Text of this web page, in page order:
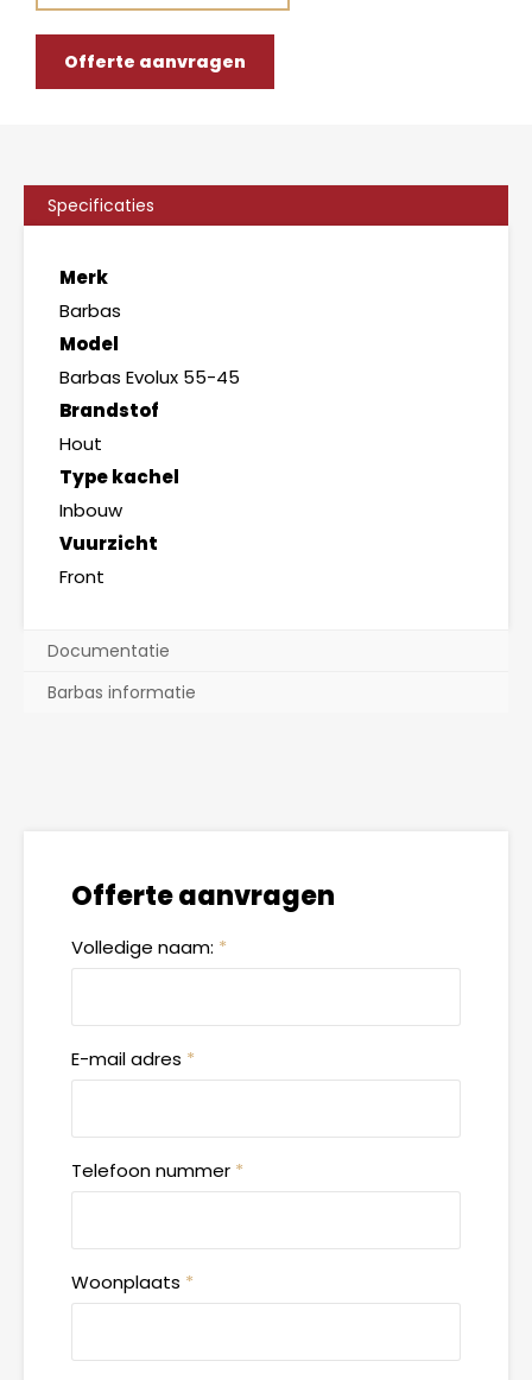
Offerte aanvragen
Specificaties
Merk
Barbas
Model
Barbas Evolux 55-45
Brandstof
Hout
Type kachel
Inbouw
Vuurzicht
Front
Documentatie
Barbas informatie
Offerte aanvragen
Volledige naam: *
E-mail adres *
Telefoon nummer *
Woonplaats *